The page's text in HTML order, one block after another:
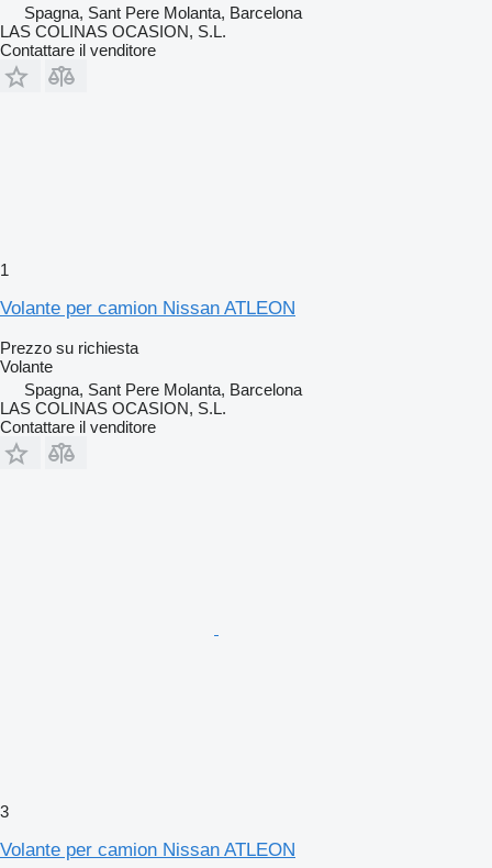
Spagna, Sant Pere Molanta, Barcelona
LAS COLINAS OCASION, S.L.
Contattare il venditore
1
Volante per camion Nissan ATLEON
Prezzo su richiesta
Volante
Spagna, Sant Pere Molanta, Barcelona
LAS COLINAS OCASION, S.L.
Contattare il venditore
3
Volante per camion Nissan ATLEON